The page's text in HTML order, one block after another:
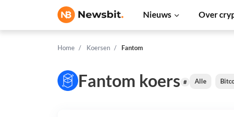
Nieuws Over
Home Koersen Fantom
Fantom koers # Alle